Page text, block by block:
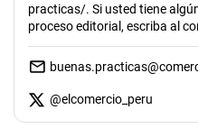
practicas/. Si usted tiene
proceso editorial, escriba al
@elcomercio_peru